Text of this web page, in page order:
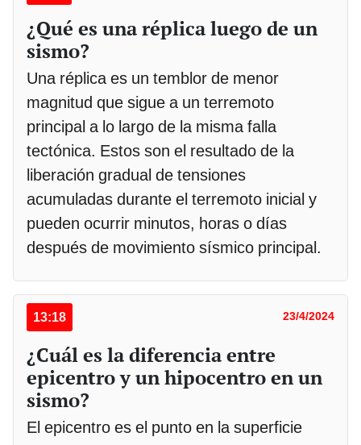
¿Qué es una réplica luego de un
sismo?
Una réplica es un temblor de menor
magnitud que sigue a un terremoto
principal a lo largo de la misma falla
tectónica. Estos son el resultado de la
liberación gradual de tensiones
acumuladas durante el terremoto inicial y
pueden ocurrir minutos, horas o días
después de movimiento sísmico principal.
13:18 23/4/2024
¿Cuál es la diferencia entre
epicentro y un hipocentro en un
sismo?
El epicentro es el punto en la superficie